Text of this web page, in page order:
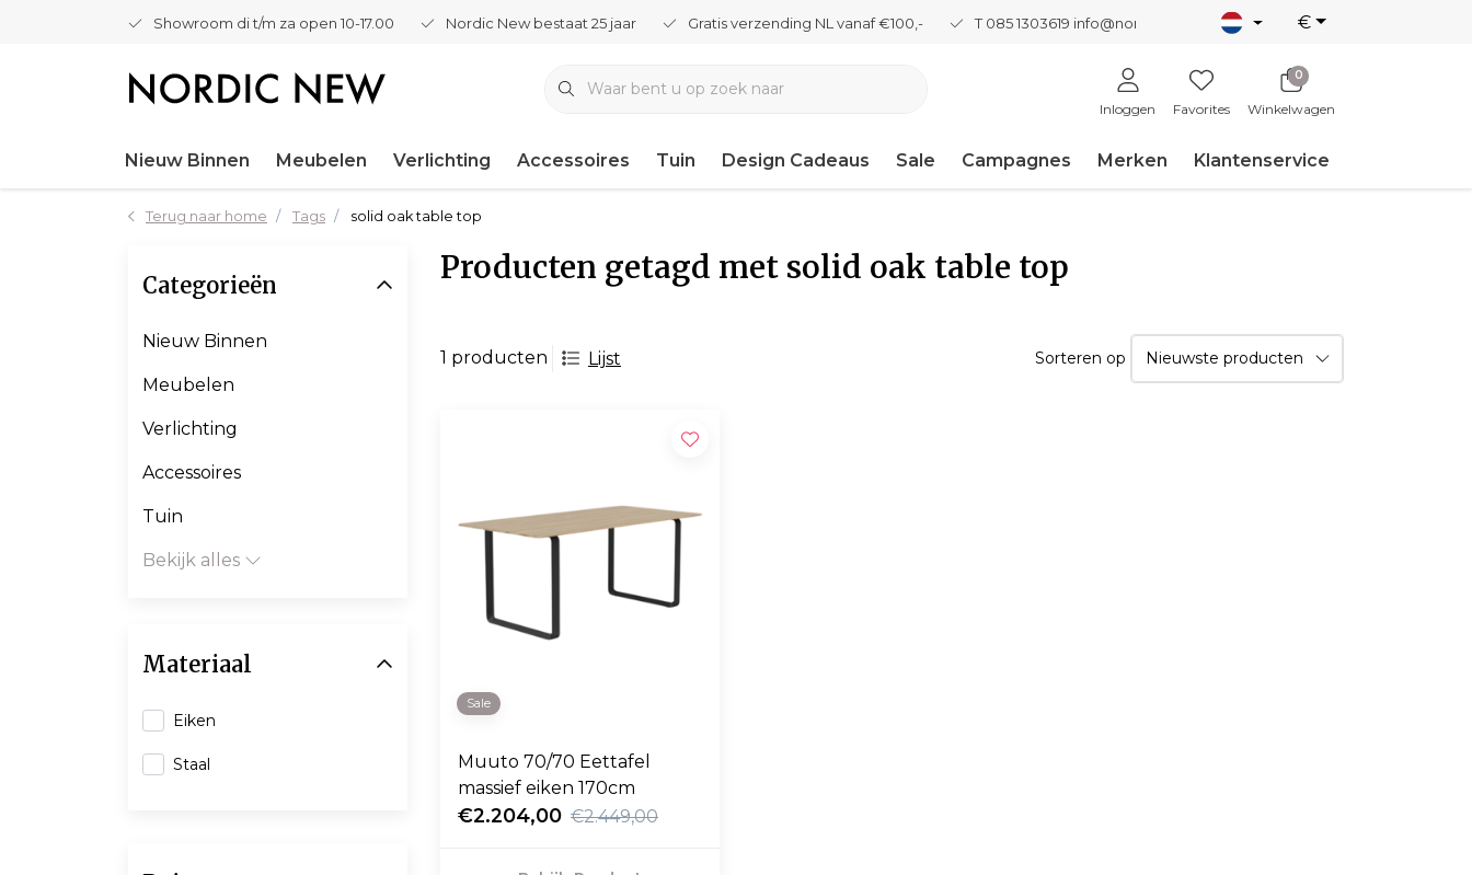
Showroom di t/m za open 10-17.00 Nordic New bestaat 25 jaar Gratis verzending NL vanaf €100,- T 085 1303619 info@nordicnew.nl €
Inloggen Favorites
0
Winkelwagen
Nieuw Binnen Meubelen Verlichting Accessoires Tuin Design Cadeaus Sale Campagnes Merken Klantenservice
Terug naar home Tags solid oak table top
Producten getagd met solid oak table top
1 producten Lijst Sorteren op
Sale
Muuto 70/70 Eettafel
massief eiken 170cm
€2.204,00 €2.449,00
Categorieën
Nieuw Binnen
Meubelen
Verlichting
Accessoires
Tuin
Bekijk alles
Materiaal
Eiken
Staal